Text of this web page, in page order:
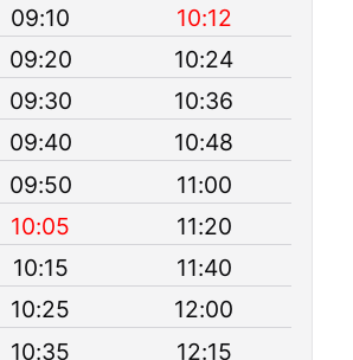
09:10
10:12
09:20
10:24
09:30
10:36
09:40
10:48
09:50
11:00
10:05
11:20
10:15
11:40
10:25
12:00
10:35
12:15